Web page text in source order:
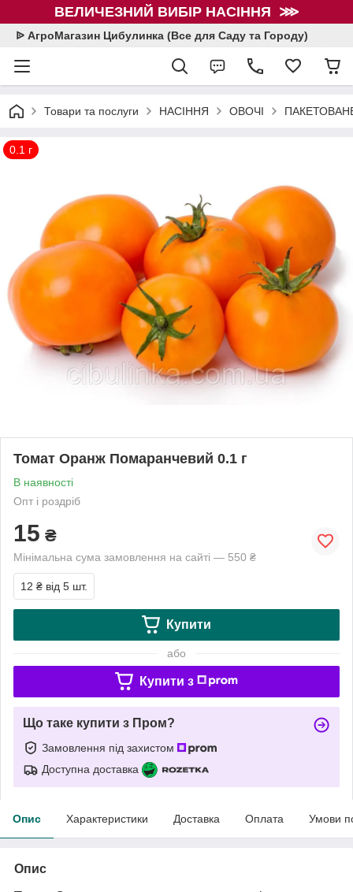
ВЕЛИЧЕЗНИЙ ВИБІР НАСІННЯ ⋙
ᐉ АгроМагазин Цибулинка (Все для Саду та Городу)
Товари та послуги НАСІННЯ ОВОЧІ
0.1 г
Томат Оранж Помаранчевий 0.1 г
В наявності
Опт і роздріб
15 ₴
Мінімальна сума замовлення на сайті — 550 ₴
12 ₴ від 5 шт.
Купити
або
Купити з
Що таке купити з Пром?
Замовлення під захистом
Доступна доставка
Опис Характеристики Доставка Оплата Умови
Опис